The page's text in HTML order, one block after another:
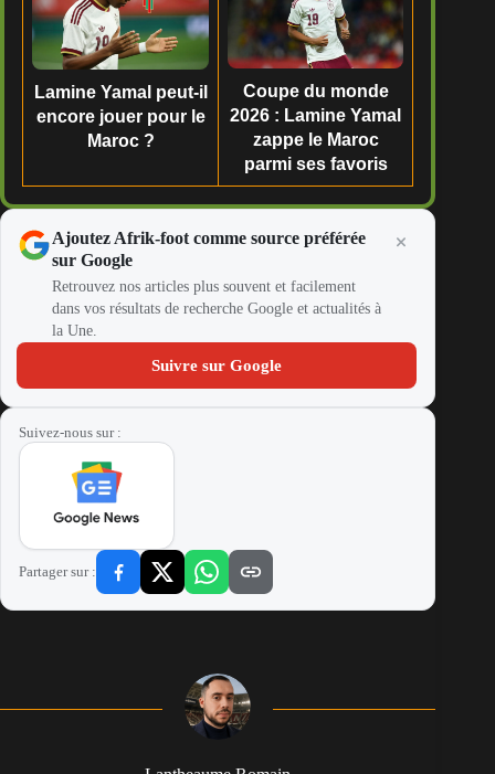
Lamine Yamal peut-il
encore jouer pour le
Maroc ?
Coupe du monde
2026 : Lamine Yamal
zappe le Maroc
parmi ses favoris
Ajoutez Afrik-foot comme source préférée
sur Google
Retrouvez nos articles plus souvent et facilement
dans vos résultats de recherche Google et actualités à
la Une.
Suivre sur Google
Suivez-nous sur :
Partager sur :